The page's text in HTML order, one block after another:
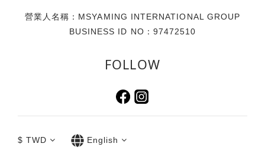
即贈乙個折扣商品：單筆消費滿 $35,000 即贈乙個注意事項：
告為準，品牌官方保有調整活動之權利。贈品規格：45.5 x 34
巷24號1樓電話：02-2771-6070 Simone Rocha 信義遠百
營業人名稱：MSYAMING INTERNATIONAL GROUP
BUSINESS ID NO：97472510
FOLLOW
$ TWD English